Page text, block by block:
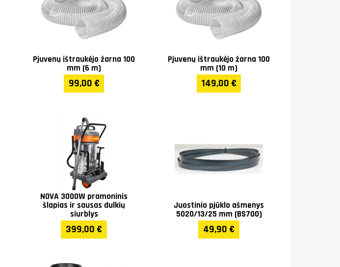
Pjuvenų ištraukėjo žarna 100
mm (6 m)
99,00 €
Pjuvenų ištraukėjo žarna 100
mm (10 m)
149,00 €
NOVA 3000W pramoninis
šlapias ir sausas dulkių
siurblys
399,00 €
Juostinio pjūklo ašmenys
5020/13/25 mm (BS700)
49,90 €